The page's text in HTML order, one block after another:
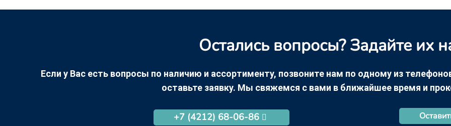
Остались вопросы? Задайте их
Если у Вас есть вопросы по наличию и ассортименту, позвоните нам по одному из
оставьте заявку. Мы свяжемся с вами в ближайшее время и
+7 (4212) 68-06-86